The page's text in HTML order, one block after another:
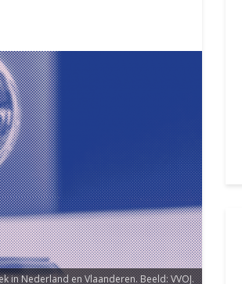
Nederland en Vlaanderen. Beeld: VVOJ.